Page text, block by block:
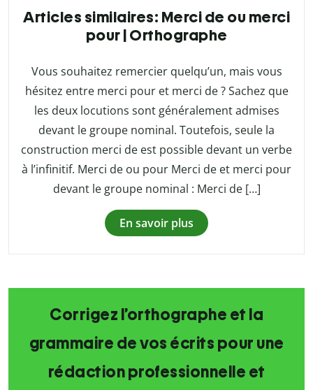
Articles similaires: Merci de ou merci
pour | Orthographe
Vous souhaitez remercier quelqu’un, mais vous
hésitez entre merci pour et merci de ? Sachez que
les deux locutions sont généralement admises
devant le groupe nominal. Toutefois, seule la
construction merci de est possible devant un verbe
à l’infinitif. Merci de ou pour Merci de et merci pour
devant le groupe nominal : Merci de […]
En savoir plus
Corrigez l’orthographe et la
grammaire de vos écrits pour une
rédaction professionnelle et